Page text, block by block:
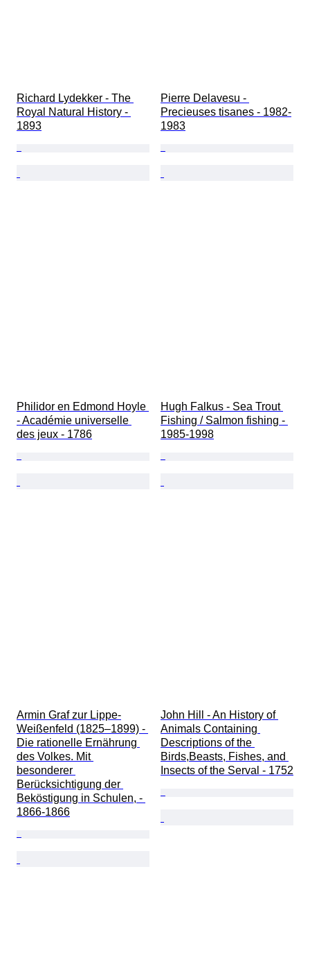
Richard Lydekker - The
Royal Natural History -
1893
Pierre Delavesu -
Precieuses tisanes - 1982-
1983
Philidor en Edmond Hoyle
- Académie universelle
des jeux - 1786
Hugh Falkus - Sea Trout
Fishing / Salmon fishing -
1985-1998
Armin Graf zur Lippe-
Weißenfeld (1825–1899) -
Die rationelle Ernährung
des Volkes. Mit
besonderer
Berücksichtigung der
Beköstigung in Schulen, -
1866-1866
John Hill - An History of
Animals Containing
Descriptions of the
Birds,Beasts, Fishes, and
Insects of the Serval - 1752